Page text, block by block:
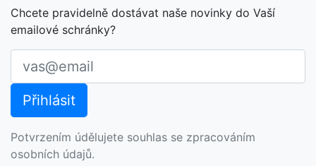
Chcete pravidelně dostávat naše novinky do Vaší
emailové schránky?
Potvrzením údělujete souhlas se zpracováním
osobních údajů.